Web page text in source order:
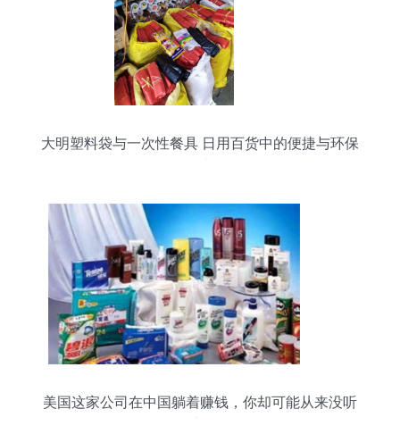
大明塑料袋与一次性餐具 日用百货中的便捷与环保
美国这家公司在中国躺着赚钱，你却可能从来没听